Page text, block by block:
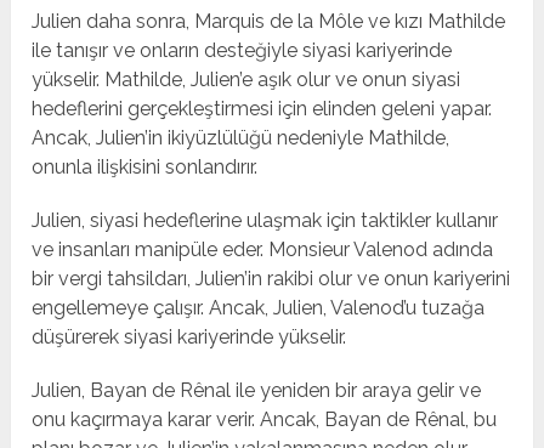
Julien daha sonra, Marquis de la Môle ve kızı Mathilde
ile tanışır ve onların desteğiyle siyasi kariyerinde
yükselir. Mathilde, Julien’e aşık olur ve onun siyasi
hedeflerini gerçekleştirmesi için elinden geleni yapar.
Ancak, Julien’in ikiyüzlülüğü nedeniyle Mathilde,
onunla ilişkisini sonlandırır.
Julien, siyasi hedeflerine ulaşmak için taktikler kullanır
ve insanları manipüle eder. Monsieur Valenod adında
bir vergi tahsildarı, Julien’in rakibi olur ve onun kariyerini
engellemeye çalışır. Ancak, Julien, Valenod’u tuzağa
düşürerek siyasi kariyerinde yükselir.
Julien, Bayan de Rênal ile yeniden bir araya gelir ve
onu kaçırmaya karar verir. Ancak, Bayan de Rênal, bu